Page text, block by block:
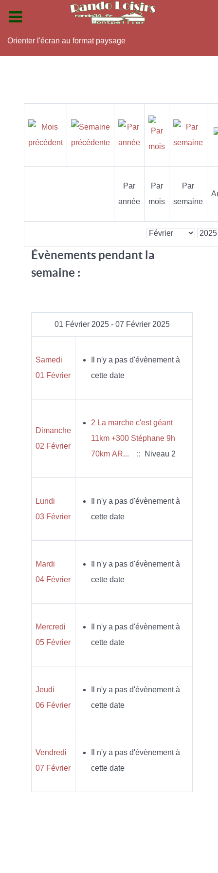
Orienter l'écran au format paysage
Par
année
Par
mois
Par
semaine
Évènements pendant la
semaine :
01 Février 2025 - 07 Février 2025
Samedi
01 Février
Il n'y a pas d'évènement à
cette date
Dimanche
02 Février
2 La marche c'est géant
11km +300 Stéphane 9h
70km AR...
:: Niveau 2
Lundi
03 Février
Il n'y a pas d'évènement à
cette date
Mardi
04 Février
Il n'y a pas d'évènement à
cette date
Mercredi
05 Février
Il n'y a pas d'évènement à
cette date
Jeudi
06 Février
Il n'y a pas d'évènement à
cette date
Vendredi
07 Février
Il n'y a pas d'évènement à
cette date